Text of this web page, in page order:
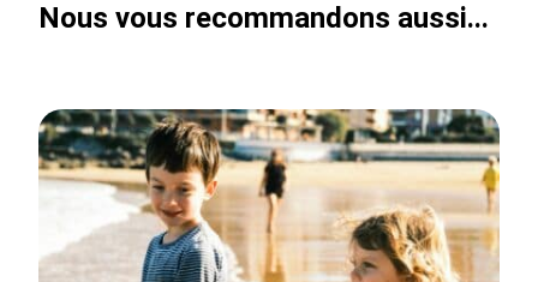
Nous vous recommandons aussi...